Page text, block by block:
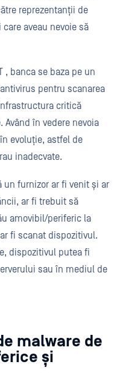
reprezentanții de
aveau nevoie să
, banca se baza pe un
pentru scanarea
critică
în vedere nevoia
evoluție, astfel de
inadecvate.
un furnizor ar fi venit și ar
ar fi trebuit să
amovibil/periferic la
fi scanat dispozitivul.
dispozitivul putea fi
sau în mediul de
malware de
și